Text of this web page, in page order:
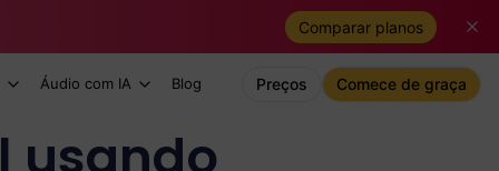
Comparar planos
Áudio com IA Blog Preços Comece de graça